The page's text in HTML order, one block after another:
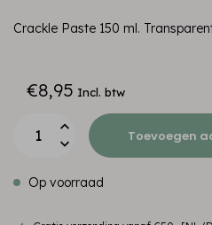
Crackle Paste 150 ml.
€8,95 Incl. btw
Toevoegen
Op voorraad